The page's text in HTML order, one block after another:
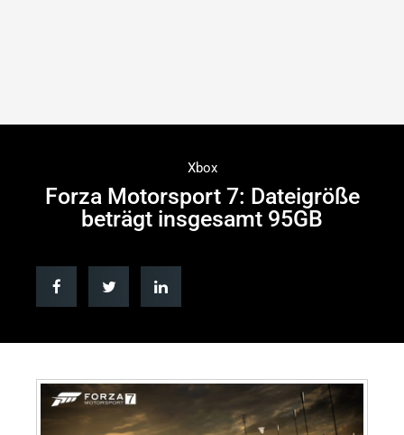
Xbox
Forza Motorsport 7: Dateigröße
beträgt insgesamt 95GB